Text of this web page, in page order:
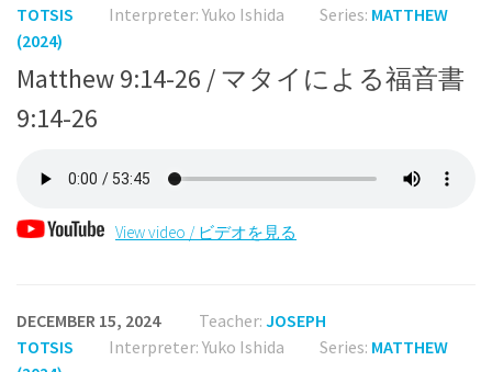
TOTSIS
Interpreter: Yuko Ishida Series: MATTHEW
(2024)
Matthew 9:14-26 / マタイによる福音書
9:14-26
View video / ビデオを見る
DECEMBER 15, 2024 Teacher: JOSEPH
TOTSIS
Interpreter: Yuko Ishida Series: MATTHEW